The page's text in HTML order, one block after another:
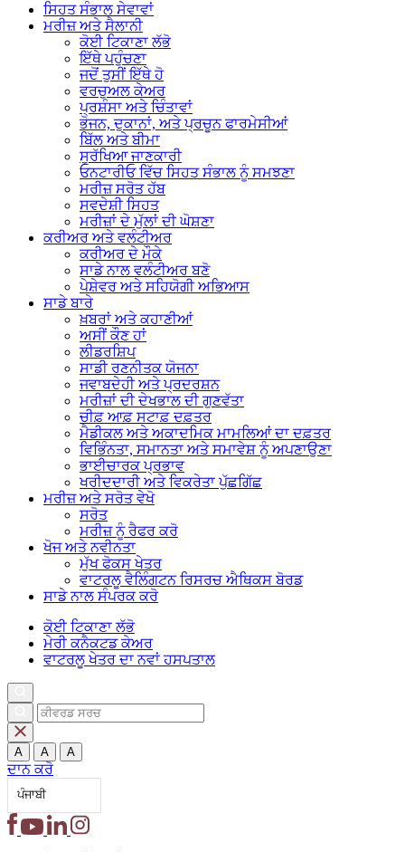
ਸਿਹਤ ਸੰਭਾਲ ਸੇਵਾਵਾਂ
ਮਰੀਜ਼ ਅਤੇਸੈਲਾਨੀ
ਕੋਈ ਟਿਕਾਣਾ ਲੱਭੋ
ਇੱਥੇ ਪਹੁੰਚਣਾ
ਜਦੋਂ ਤੁਸੀਂ ਇੱਥੇ ਹੋ
ਵਰਚੁਅਲ ਕੇਅਰ
ਪ੍ਰਸ਼ੰਸਾ ਅਤੇ ਚਿੰਤਾਵਾਂ
ਭੋਜਨ, ਦੁਕਾਨਾਂ, ਅਤੇ ਪ੍ਰਚੂਨ ਫਾਰਮੇਸੀਆਂ
ਬਿੱਲ ਅਤੇ ਬੀਮਾ
ਸੁਰੱਖਿਆ ਜਾਣਕਾਰੀ
ਓਨਟਾਰੀਓ ਵਿੱਚ ਸਿਹਤ ਸੰਭਾਲ ਨੂੰ ਸਮਝਣਾ
ਮਰੀਜ਼ ਸਰੋਤ ਹੱਬ
ਸਵਦੇਸ਼ੀ ਸਿਹਤ
ਮਰੀਜ਼ਾਂ ਦੇ ਮੁੱਲਾਂ ਦੀ ਘੋਸ਼ਣਾ
ਕਰੀਅਰ ਅਤੇਵਲੰਟੀਅਰ
ਕਰੀਅਰ ਦੇ ਮੌਕੇ
ਸਾਡੇ ਨਾਲ ਵਲੰਟੀਅਰ ਬਣੋ
ਪੇਸ਼ੇਵਰ ਅਤੇ ਸਹਿਯੋਗੀ ਅਭਿਆਸ
ਸਾਡੇ ਬਾਰੇ
ਖ਼ਬਰਾਂ ਅਤੇ ਕਹਾਣੀਆਂ
ਅਸੀਂ ਕੌਣ ਹਾਂ
ਲੀਡਰਸ਼ਿਪ
ਸਾਡੀ ਰਣਨੀਤਕ ਯੋਜਨਾ
ਜਵਾਬਦੇਹੀ ਅਤੇ ਪ੍ਰਦਰਸ਼ਨ
ਮਰੀਜ਼ਾਂ ਦੀ ਦੇਖਭਾਲ ਦੀ ਗੁਣਵੱਤਾ
ਚੀਫ਼ ਆਫ਼ ਸਟਾਫ਼ ਦਫ਼ਤਰ
ਮੈਡੀਕਲ ਅਤੇ ਅਕਾਦਮਿਕ ਮਾਮਲਿਆਂ ਦਾ ਦਫ਼ਤਰ
ਵਿਭਿੰਨਤਾ, ਸਮਾਨਤਾ ਅਤੇ ਸਮਾਵੇਸ਼ ਨੂੰ ਅਪਣਾਉਣਾ
ਭਾਈਚਾਰਕ ਪ੍ਰਭਾਵ
ਖਰੀਦਦਾਰੀ ਅਤੇ ਵਿਕਰੇਤਾ ਪੁੱਛਗਿੱਛ
ਮਰੀਜ਼ ਅਤੇਸਰੋਤਵੇਖੋ
ਸਰੋਤ
ਮਰੀਜ਼ ਨੂੰ ਰੈਫਰ ਕਰੋ
ਖੋਜ ਅਤੇਨਵੀਨਤਾ
ਮੁੱਖ ਫੋਕਸ ਖੇਤਰ
ਵਾਟਰਲੂ ਵੈਲਿੰਗਟਨ ਰਿਸਰਚ ਐਥਿਕਸ ਬੋਰਡ
ਸਾਡੇ ਨਾਲ ਸੰਪਰਕ ਕਰੋ
ਕੋਈ ਟਿਕਾਣਾ ਲੱਭੋ
ਮੇਰੀ ਕਨੈਕਟਡ ਕੇਅਰ
ਵਾਟਰਲੂ ਖੇਤਰ ਦਾ ਨਵਾਂ ਹਸਪਤਾਲ
A A A
ਦਾਨ ਕਰੋ
ਪੰਜਾਬੀ